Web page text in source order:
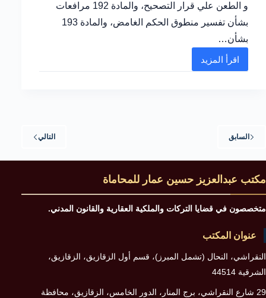
و الطعن علي قرار التصحيح، والمادة 192 مرافعات
بشأن تفسير منطوق الحكم الغامض، والمادة 193
بشأن…
اقرأ المزيد
الإجراءات
تفسير
اغفال
لحماية
موقفك
السابق التالي
مكتب عبدالعزيز حسين عمار للمحاماة
متخصصون في قضايا التركات والملكية العقارية والقانون المدني.
عنوان المكتب
النقراشي، النحال (تشمل المبرز)، قسم أول الزقازيق، الزقازيق،
الشرقية 44514
29 شارع النقراشي، برج المنار، الدور الخامس، الزقازيق، محافظة